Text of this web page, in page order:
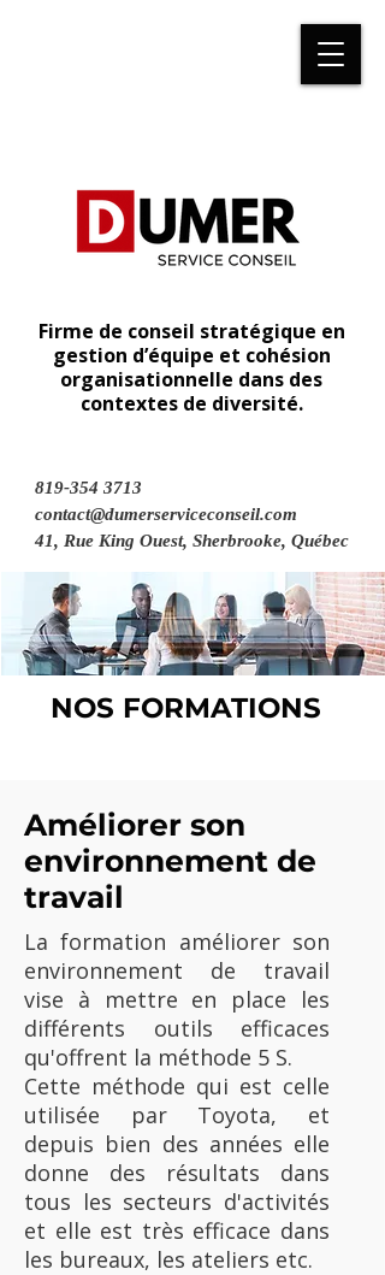
Firme de conseil stratégique en
gestion d’équipe et cohésion
organisationnelle dans des
contextes de diversité.
819-354 3713
contact@dumerserviceconseil.com
41, Rue King Ouest, Sherbrooke, Québec
NOS FORMATIONS
Améliorer son
environnement de
travail
La formation améliorer son
environnement de travail
vise à mettre en place les
différents outils efficaces
qu'offrent la méthode 5 S.
Cette méthode qui est celle
utilisée par Toyota, et
depuis bien des années elle
donne des résultats dans
tous les secteurs d'activités
et elle est très efficace dans
les bureaux, les ateliers etc.